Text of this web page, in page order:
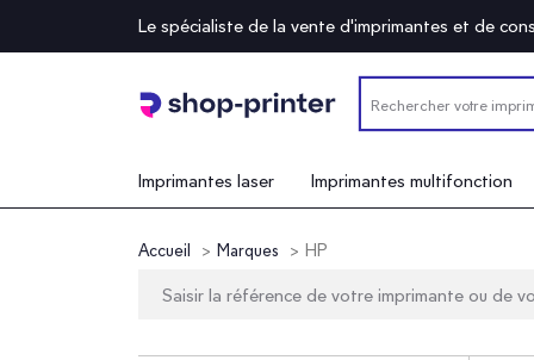
Le spécialiste de la vente d'imprimantes et de
Imprimantes laser Imprimantes multifonction
Accueil Marques HP